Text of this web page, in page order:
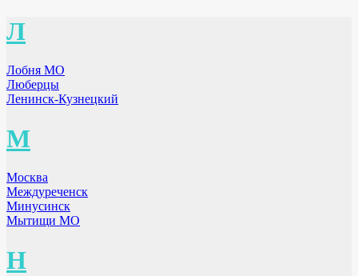
Л
Лобня МО
Люберцы
Ленинск-Кузнецкий
М
Москва
Междуреченск
Минусинск
Мытищи МО
Н